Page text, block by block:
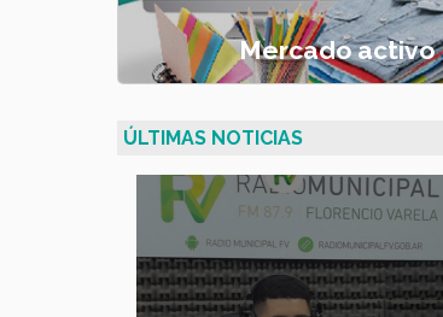
Mercado activo
ÚLTIMAS NOTICIAS